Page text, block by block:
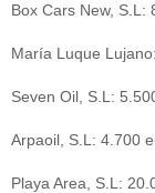
Box Cars New, S.L:
María Luque
Seven Oil, S.L:
Arpaoil, S.L: 4.700
Playa Area, S.L: